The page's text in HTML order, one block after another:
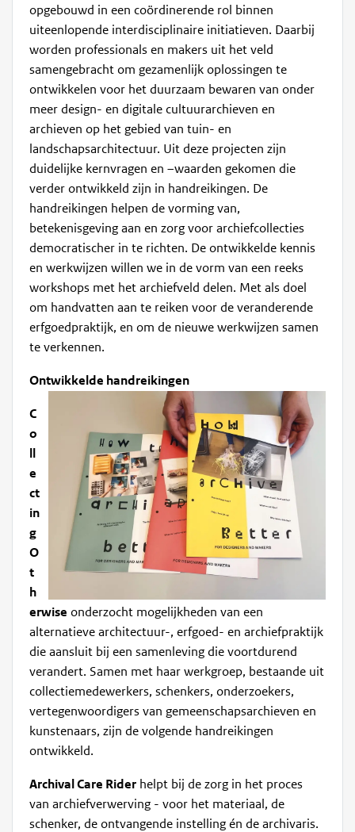
opgebouwd in een coördinerende rol binnen
uiteenlopende interdisciplinaire initiatieven. Daarbij
worden professionals en makers uit het veld
samengebracht om gezamenlijk oplossingen te
ontwikkelen voor het duurzaam bewaren van onder
meer design- en digitale cultuurarchieven en
archieven op het gebied van tuin- en
landschapsarchitectuur. Uit deze projecten zijn
duidelijke kernvragen en –waarden gekomen die
verder ontwikkeld zijn in handreikingen. De
handreikingen helpen de vorming van,
betekenisgeving aan en zorg voor archiefcollecties
democratischer in te richten. De ontwikkelde kennis
en werkwijzen willen we in de vorm van een reeks
workshops met het archiefveld delen. Met als doel
om handvatten aan te reiken voor de veranderende
erfgoedpraktijk, en om de nieuwe werkwijzen samen
te verkennen.
Ontwikkelde handreikingen
C
o
ll
e
ct
in
g
O
t
h
erwise onderzocht mogelijkheden van een
alternatieve architectuur-, erfgoed- en archiefpraktijk
die aansluit bij een samenleving die voortdurend
verandert. Samen met haar werkgroep, bestaande uit
collectiemedewerkers, schenkers, onderzoekers,
vertegenwoordigers van gemeenschapsarchieven en
kunstenaars, zijn de volgende handreikingen
ontwikkeld.
Archival Care Rider helpt bij de zorg in het proces
van archiefverwerving - voor het materiaal, de
schenker, de ontvangende instelling én de archivaris.